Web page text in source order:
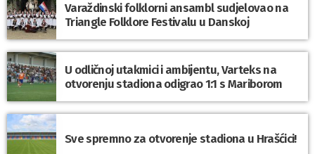
Varaždinski folklorni ansambl sudjelovao na
Triangle Folklore Festivalu u Danskoj
U odličnoj utakmici i ambijentu, Varteks na
otvorenju stadiona odigrao 1:1 s Mariborom
Sve spremno za otvorenje stadiona u Hrašćici!